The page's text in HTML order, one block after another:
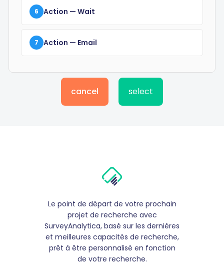
6 Action — Wait
7 Action — Email
cancel select
Le point de départ de votre prochain
projet de recherche avec
SurveyAnalytica, basé sur les dernières
et meilleures capacités de recherche,
prêt à être personnalisé en fonction
de votre recherche.